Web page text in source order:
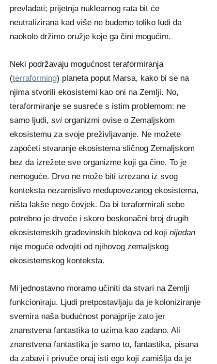
prevladati; prijetnja nuklearnog rata bit će
neutralizirana kad više ne budemo toliko ludi da
naokolo držimo oružje koje ga čini mogućim.
Neki podržavaju mogućnost teraformiranja
(terraforming) planeta poput Marsa, kako bi se na
njima stvorili ekosistemi kao oni na Zemlji. No,
teraformiranje se susreće s istim problemom: ne
samo ljudi, svi organizmi ovise o Zemaljskom
ekosistemu za svoje preživljavanje. Ne možete
započeti stvaranje ekosistema sličnog Zemaljskom
bez da izrežete sve organizme koji ga čine. To je
nemoguće. Drvo ne može biti izrezano iz svog
konteksta nezamislivo međupovezanog ekosistema,
ništa lakše nego čovjek. Da bi teraformirali sebe
potrebno je drveće i skoro beskonačni broj drugih
ekosistemskih građevinskih blokova od koji nijedan
nije moguće odvojiti od njihovog zemaljskog
ekosistemskog konteksta.
Mi jednostavno moramo učiniti da stvari na Zemlji
funkcioniraju. Ljudi pretpostavljaju da je koloniziranje
svemira naša budućnost ponajprije zato jer
znanstvena fantastika to uzima kao zadano. Ali
znanstvena fantastika je samo to, fantastika, pisana
da zabavi i privuče onaj isti ego koji zamišlja da je